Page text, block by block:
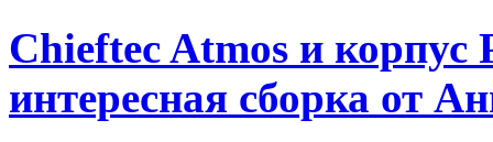
Chieftec Atmos и корпус
интересная сборка от